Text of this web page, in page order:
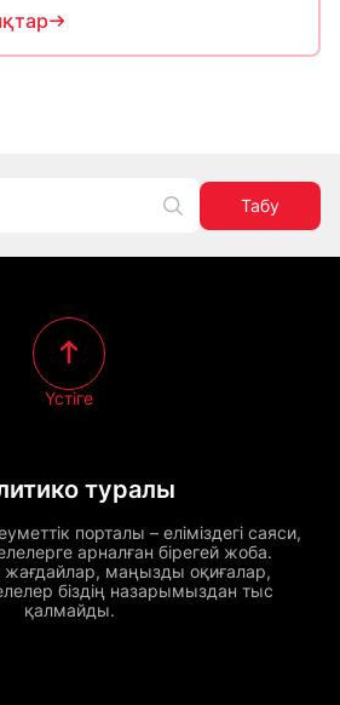
Табу
туралы
порталы – еліміздегі саяси,
арналған бірегей жоба.
жағдайлар, маңызды оқиғалар,
біздің назарымыздан тыс
қалмайды.
Үстіге